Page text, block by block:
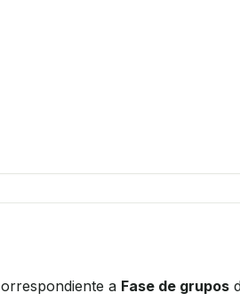
a Fase de grupos